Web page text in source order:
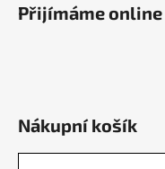
Přijímáme
Nákupní košík